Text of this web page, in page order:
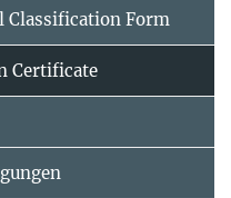
Classification Form
Certificate